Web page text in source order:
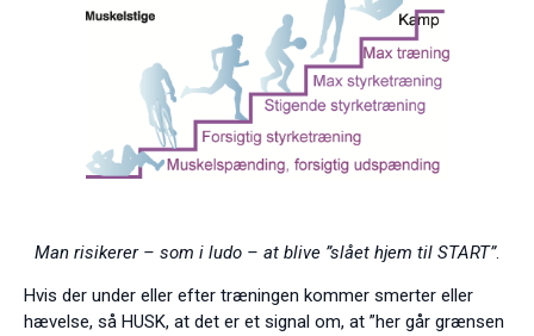
Man risikerer – som i ludo – at blive ”slået hjem til START”.
Hvis der under eller efter træningen kommer smerter eller
hævelse, så HUSK, at det er et signal om, at ”her går grænsen